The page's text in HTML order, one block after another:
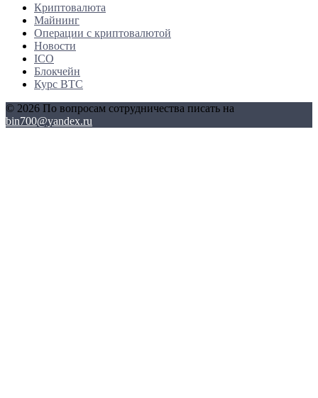
Криптовалюта
Майнинг
Операции с криптовалютой
Новости
ICO
Блокчейн
Курс BTC
© 2026 По вопросам сотрудничества писать на
bin700@yandex.ru